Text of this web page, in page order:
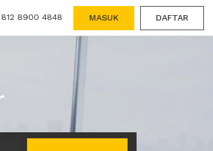
8900 4848 MASUK DAFTAR